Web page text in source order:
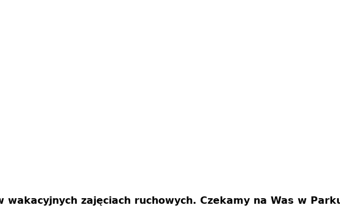
wakacyjnych zajęciach ruchowych. Czekamy na Was w